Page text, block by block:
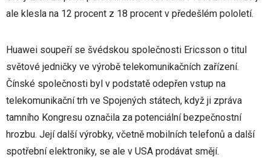
ale klesla na 12 procent z 18 procent v předešlém pololetí.
Huawei soupeří se švédskou společnosti Ericsson o titul
světové jedničky ve výrobě telekomunikačních zařízení.
Čínské společnosti byl v podstatě odepřen vstup na
telekomunikační trh ve Spojených státech, když ji zpráva
tamního Kongresu označila za potenciální bezpečnostní
hrozbu. Její další výrobky, včetně mobilních telefonů a další
spotřební elektroniky, se ale v USA prodávat smějí.